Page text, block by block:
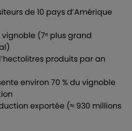
de 10 pays d’Amérique
(7ᵉ plus grand
produits par an
environ 70 % du vignoble
exportée (≈ 930 millions